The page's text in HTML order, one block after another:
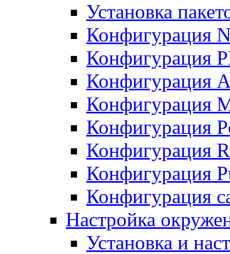
Установка
Конфигурация
Конфигурация
Конфигурация
Конфигурация
Конфигурация
Конфигурация
Конфигурация
Конфигурация
Настройка
Установка и